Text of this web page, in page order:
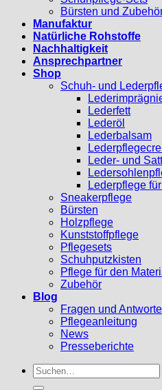
Bürsten und
Manufaktur
Natürliche Rohstoffe
Nachhaltigkeit
Ansprechpartner
Shop
Schuh- und
Lederfett
Lederöl
Lederbalsam
Leder- und
Lederpflege
Sneakerpflege
Bürsten
Holzpflege
Kunststoffpflege
Pflegesets
Schuhputzkisten
Pflege für den
Zubehör
Blog
Fragen und
Pflegeanleitung
News
Presseberichte
Suchen
nach: